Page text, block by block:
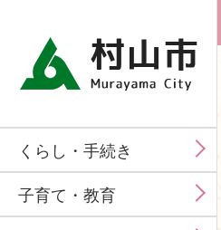
くらし・手続き
子育て・教育